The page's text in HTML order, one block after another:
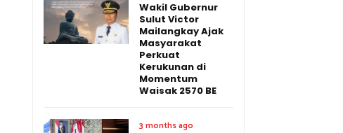
Wakil Gubernur
Sulut Victor
Mailangkay Ajak
Masyarakat
Perkuat
Kerukunan di
Momentum
Waisak 2570 BE
3 months ago